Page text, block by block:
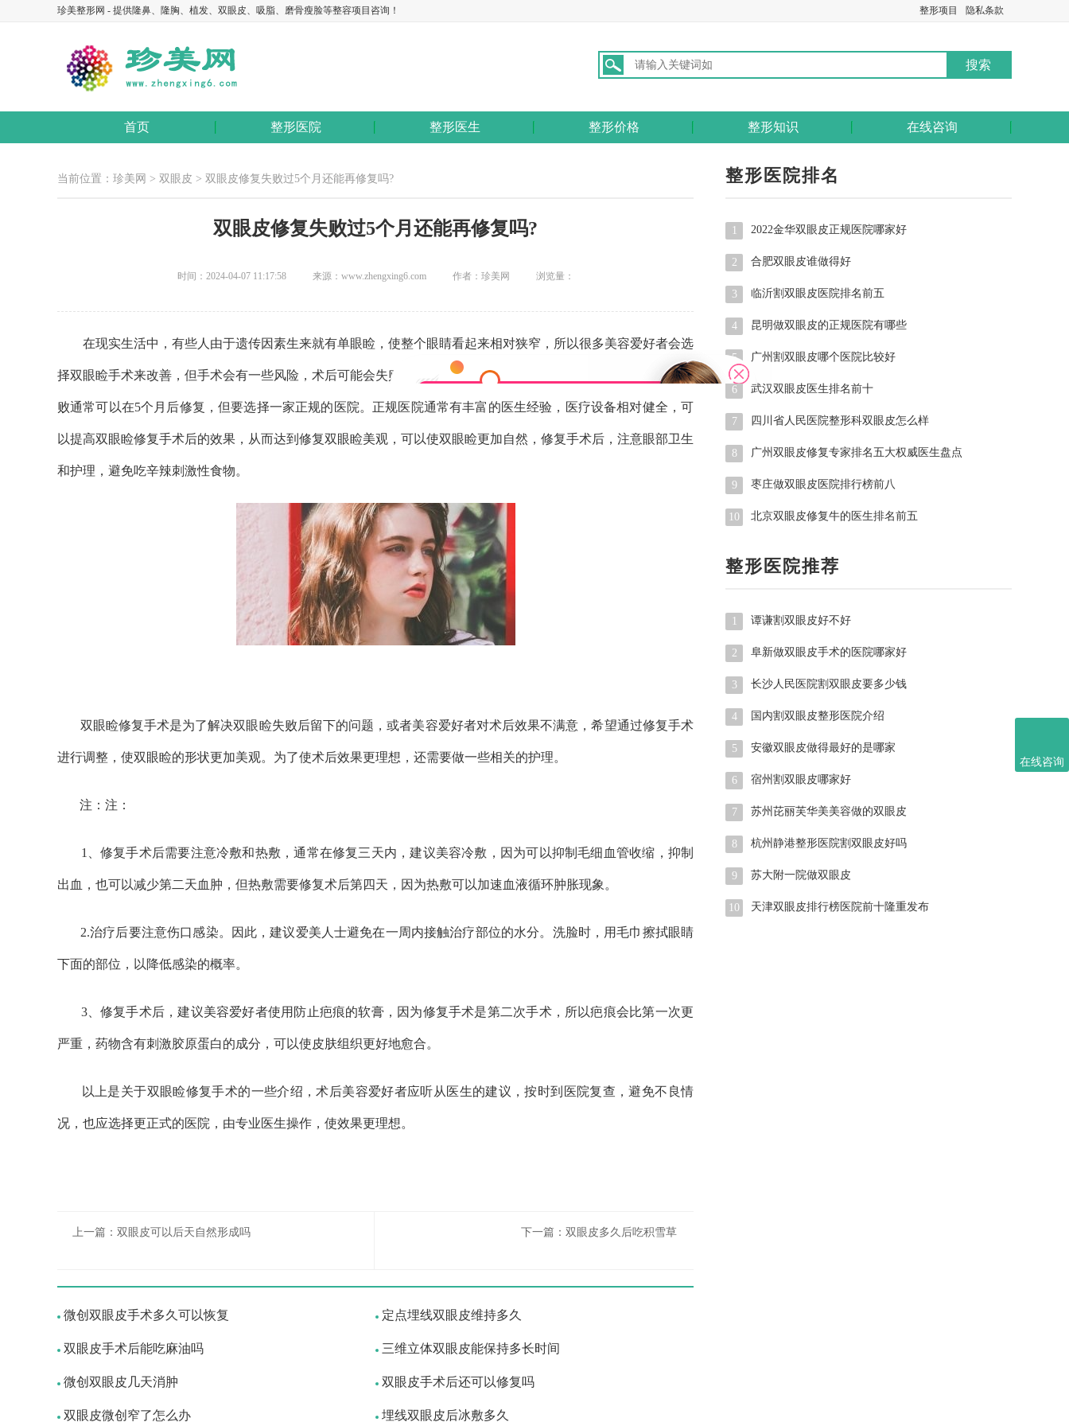
珍美整形网 - 提供隆鼻、隆胸、植发、双眼皮、吸脂、磨骨瘦脸等整容项目咨询！ 隐私条款
整形项目
首页 整形医院 整形医生 整形价格 整形知识 在线咨询
在线咨询
当前位置： 珍美网 > 双眼皮 > 双眼皮修复失败过5个月还能再修复吗?
双眼皮修复失败过5个月还能再修复吗?
时间：2024-04-07 11:17:58 来源：www.zhengxing6.com 作者：珍美网 浏览量：
在现实生活中，有些人由于遗传因素生来就有单眼睑，使整个眼睛看起来相对狭窄，所以很多美容爱好者会选
择双眼睑手术来改善，但手术会有一些风险，术后可能会失败，因为这种现象需要修复手术来弥补。双眼睑修复失
败通常可以在5个月后修复，但要选择一家正规的医院。正规医院通常有丰富的医生经验，医疗设备相对健全，可
以提高双眼睑修复手术后的效果，从而达到修复双眼睑美观，可以使双眼睑更加自然，修复手术后，注意眼部卫生
和护理，避免吃辛辣刺激性食物。
双眼睑修复手术是为了解决双眼睑失败后留下的问题，或者美容爱好者对术后效果不满意，希望通过修复手术
进行调整，使双眼睑的形状更加美观。为了使术后效果更理想，还需要做一些相关的护理。
注：注：
1、修复手术后需要注意冷敷和热敷，通常在修复三天内，建议美容冷敷，因为可以抑制毛细血管收缩，抑制
出血，也可以减少第二天血肿，但热敷需要修复术后第四天，因为热敷可以加速血液循环肿胀现象。
2.治疗后要注意伤口感染。因此，建议爱美人士避免在一周内接触治疗部位的水分。洗脸时，用毛巾擦拭眼睛
下面的部位，以降低感染的概率。
3、修复手术后，建议美容爱好者使用防止疤痕的软膏，因为修复手术是第二次手术，所以疤痕会比第一次更
严重，药物含有刺激胶原蛋白的成分，可以使皮肤组织更好地愈合。
以上是关于双眼睑修复手术的一些介绍，术后美容爱好者应听从医生的建议，按时到医院复查，避免不良情
况，也应选择更正式的医院，由专业医生操作，使效果更理想。
上一篇： 双眼皮可以后天自然形成吗 下一篇： 双眼皮多久后吃积雪草
微创双眼皮手术多久可以恢复 定点埋线双眼皮维持多久
双眼皮手术后能吃麻油吗 三维立体双眼皮能保持多长时间
微创双眼皮几天消肿 双眼皮手术后还可以修复吗
双眼皮微创窄了怎么办 埋线双眼皮后冰敷多久
整形医院排名
1 2022金华双眼皮正规医院哪家好
2 合肥双眼皮谁做得好
3 临沂割双眼皮医院排名前五
4 昆明做双眼皮的正规医院有哪些
5 广州割双眼皮哪个医院比较好
6 武汉双眼皮医生排名前十
7 四川省人民医院整形科双眼皮怎么样
8 广州双眼皮修复专家排名五大权威医生盘点
9 枣庄做双眼皮医院排行榜前八
10 北京双眼皮修复牛的医生排名前五
整形医院推荐
1 谭谦割双眼皮好不好
2 阜新做双眼皮手术的医院哪家好
3 长沙人民医院割双眼皮要多少钱
4 国内割双眼皮整形医院介绍
5 安徽双眼皮做得最好的是哪家
6 宿州割双眼皮哪家好
7 苏州芘丽芙华美美容做的双眼皮
8 杭州静港整形医院割双眼皮好吗
9 苏大附一院做双眼皮
10 天津双眼皮排行榜医院前十隆重发布